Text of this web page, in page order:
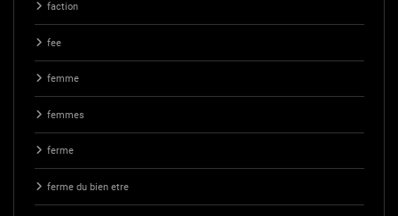
faction
fee
femme
femmes
ferme
ferme du bien etre